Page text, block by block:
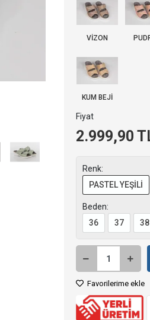
VİZON
KUM BEJİ
Fiyat
2.999,90
Renk:
PASTEL YEŞİLİ
Beden:
36
37 38
Favorilerime ekle